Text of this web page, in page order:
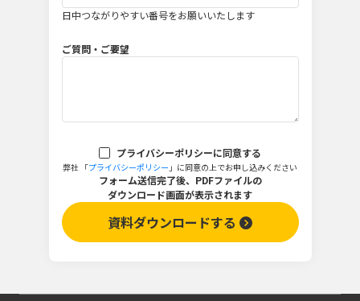
日中つながりやすい番号をお願いいたします
ご質問・ご要望
プライバシーポリシーに同意する
弊社 「プライバシーポリシー 」に同意の上でお申し込みください
フォーム送信完了後、PDFファイルの
ダウンロード画面が表示されます
資料ダウンロードする